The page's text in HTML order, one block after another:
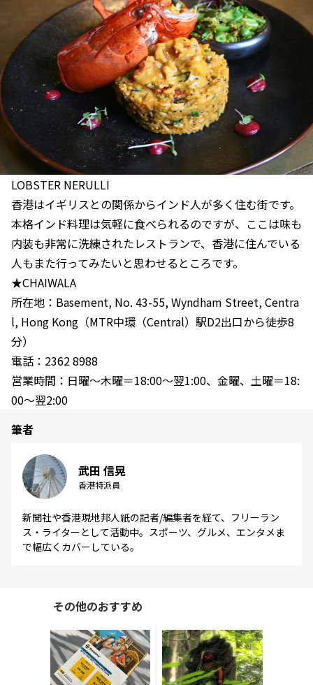
LOBSTER NERULLI
香港はイギリスとの関係からインド人が多く住む街です。
本格インド料理は気軽に食べられるのですが、ここは味も
内装も非常に洗練されたレストランで、香港に住んでいる
人もまた行ってみたいと思わせるところです。
★CHAIWALA
所在地：Basement, No. 43-55, Wyndham Street, Centra
l, Hong Kong（MTR中環（Central）駅D2出口から徒歩8
分）
電話：2362 8988
営業時間：日曜～木曜＝18:00～翌1:00、金曜、土曜＝18:
00～翌2:00
筆者
武田 信晃
香港特派員
新聞社や香港現地邦人紙の記者/編集者を経て、フリーラン
ス・ライターとして活動中。スポーツ、グルメ、エンタメま
で幅広くカバーしている。
その他のおすすめ